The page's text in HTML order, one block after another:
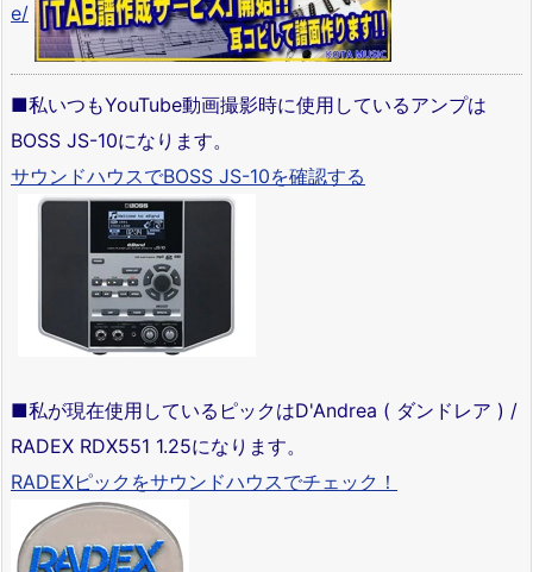
e/
■私いつもYouTube動画撮影時に使用しているアンプは
BOSS JS-10になります。
サウンドハウスでBOSS JS-10を確認する
■私が現在使用しているピックはD'Andrea ( ダンドレア ) /
RADEX RDX551 1.25になります。
RADEXピックをサウンドハウスでチェック！